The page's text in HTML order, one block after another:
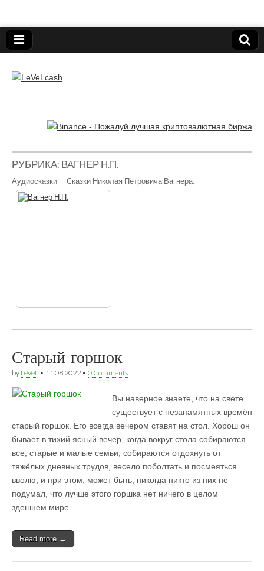
LeVeLcash
РУБРИКА: ВАГНЕР Н.П.
Аудиосказки — Сказки Николая Петровича Вагнера.
Старый горшок
by LeVeL • 11.08.2022 • 0 Comments
Вы наверное знаете, что на свете
существует с незапамятных времён
старый горшок. Его всегда вечером ставят на стол. Хорош он
бывает в тихий ясный вечер, когда вокруг стола собираются
все, старые и малые семьи, собираются отдохнуть от
тяжёлых дневных трудов, весело поболтать и посмеяться
вволю, и при этом, может быть, никогда никто из них не
подумал, что лучше этого горшка нет ничего в целом
здешнем мире…
Read more →